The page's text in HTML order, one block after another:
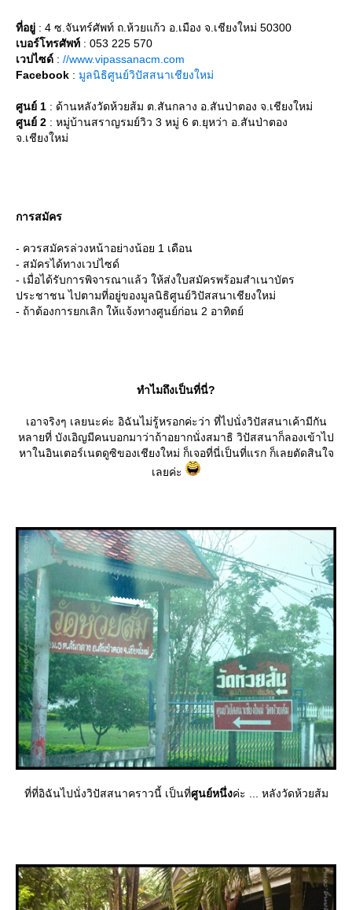
ที่อยู่ : 4 ซ.จันทร์ศัพท์ ถ.ห้วยแก้ว อ.เมือง จ.เชียงใหม่ 50300
เบอร์โทรศัพท์ : 053 225 570
เวปไซด์ : //www.vipassanacm.com
Facebook : มูลนิธิศูนย์วิปัสสนาเชียงใหม่
ศูนย์ 1 : ด้านหลังวัดห้วยส้ม ต.สันกลาง อ.สันป่าตอง จ.เชียงใหม่
ศูนย์ 2 : หมู่บ้านสราญรมย์วิว 3 หมู่ 6 ต.ยุหว่า อ.สันป่าตอง
จ.เชียงใหม่
การสมัคร
- ควรสมัครล่วงหน้าอย่างน้อย 1 เดือน
- สมัครได้ทางเวปไซด์
- เมื่อได้รับการพิจารณาแล้ว ให้ส่งใบสมัครพร้อมสำเนาบัตร
ประชาชน ไปตามที่อยู่ของมูลนิธิศูนย์วิปัสสนาเชียงใหม่
- ถ้าต้องการยกเลิก ให้แจ้งทางศูนย์ก่อน 2 อาทิตย์
ทำไมถึงเป็นที่นี่?
เอาจริงๆ เลยนะค่ะ อิฉันไม่รู้หรอกค่ะว่า ที่ไปนั่งวิปัสสนาเค้ามีกัน
หลายที่ บังเอิญมีคนบอกมาว่าถ้าอยากนั่งสมาธิ วิปัสสนาก็ลองเข้าไป
หาในอินเตอร์เนตดูซิของเชียงใหม่ ก็เจอที่นี่เป็นที่แรก ก็เลยตัดสินใจ
เลยค่ะ
ที่ที่อิฉันไปนั่งวิปัสสนาคราวนี้ เป็นที่ศูนย์หนึ่งค่ะ ... หลังวัดห้วยส้ม